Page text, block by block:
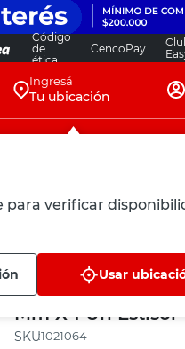
Código
de
ética
CencoPay
Ingresá
Tu ubicación
para verificar
Usar
Estisol
Planchas de
Mm X 1 Un Estisol
:1021064